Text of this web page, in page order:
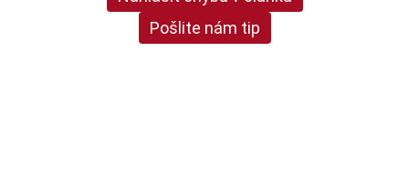
Pošlite nám tip